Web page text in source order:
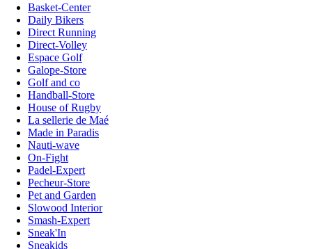
Basket-Center
Daily Bikers
Direct Running
Direct-Volley
Espace Golf
Galope-Store
Golf and co
Handball-Store
House of Rugby
La sellerie de Maé
Made in Paradis
Nauti-wave
On-Fight
Padel-Expert
Pecheur-Store
Pet and Garden
Slowood Interior
Smash-Expert
Sneak'In
Sneakids